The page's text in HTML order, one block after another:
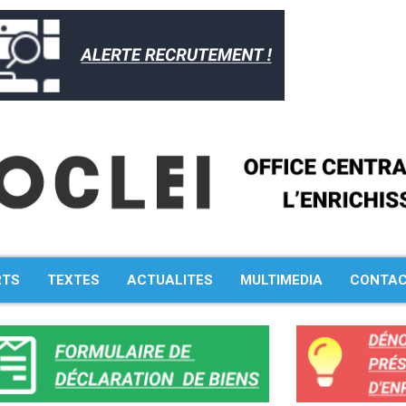
TEXTES ACTUALITES MULTIMEDIA